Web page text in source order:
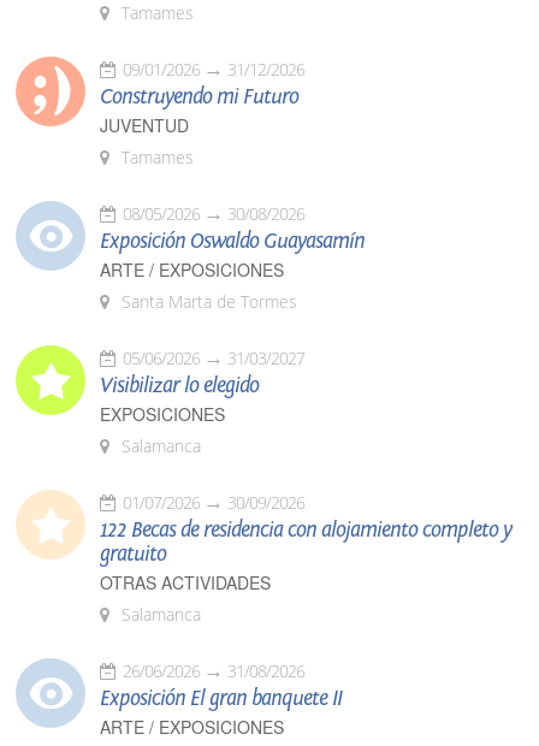
Tamames
09/01/2026 31/12/2026
Construyendo mi Futuro
JUVENTUD
Tamames
08/05/2026 30/08/2026
Exposición Oswaldo Guayasamín
ARTE / EXPOSICIONES
Santa Marta de Tormes
05/06/2026 31/03/2027
Visibilizar lo elegido
EXPOSICIONES
Salamanca
01/07/2026 30/09/2026
122 Becas de residencia con alojamiento completo y
gratuito
OTRAS ACTIVIDADES
Salamanca
26/06/2026 31/08/2026
Exposición El gran banquete II
ARTE / EXPOSICIONES